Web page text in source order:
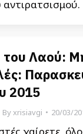
αντιρατσισμού.
Λαού:
2015
Byxrisiavgi 20/03/